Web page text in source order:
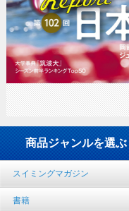
商品ジャンルを選ぶ
スイミングマガジン
書籍